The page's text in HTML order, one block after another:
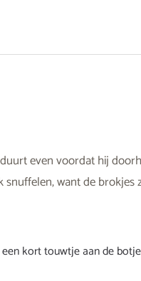
even voordat hij
want de brokjes
kort touwtje aan de